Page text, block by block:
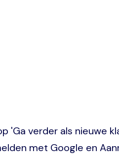
'Ga verder als nieuwe
met Google en